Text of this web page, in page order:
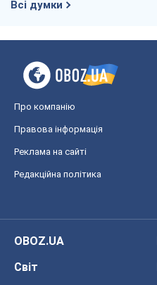
Всі думки
Про компанію
Правова інформація
Реклама на сайті
Редакційна політика
OBOZ.UA
Світ